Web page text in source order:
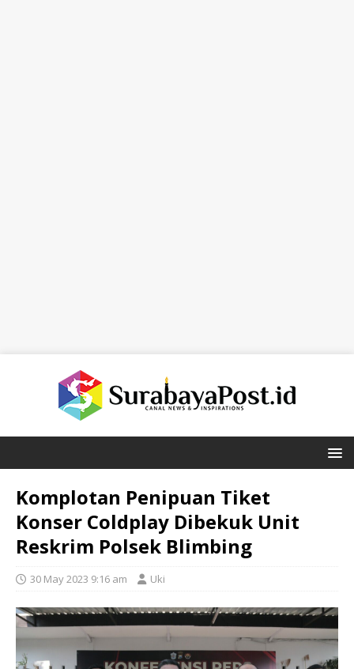
Komplotan Penipuan Tiket
Konser Coldplay Dibekuk Unit
Reskrim Polsek Blimbing
30 May 2023 9:16 am Uki